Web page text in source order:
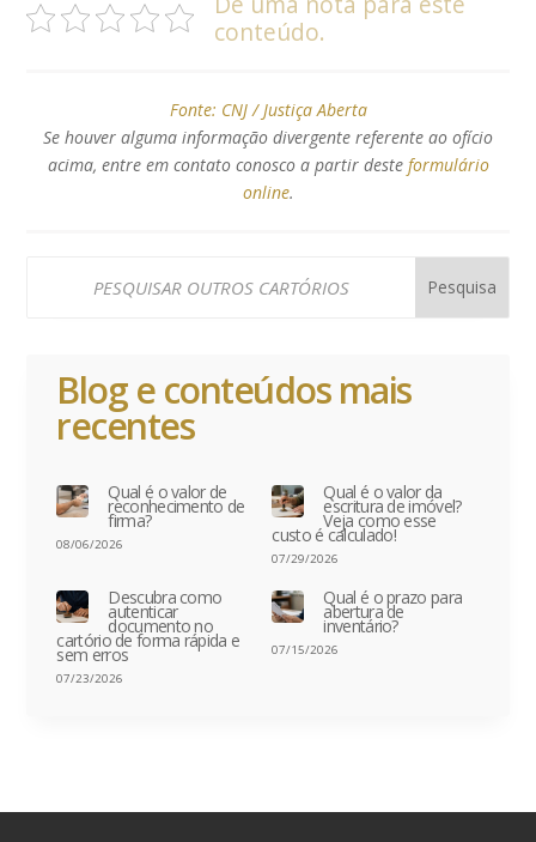
conteúdo.
Fonte: CNJ / Justiça Aberta
Se houver alguma informação divergente referente ao ofício
acima, entre em contato conosco a partir deste formulário
online.
Blog e conteúdos mais
recentes
Qual é o valor de
reconhecimento de
firma?
08/06/2026
Qual é o valor da
escritura de imóvel?
Veja como esse
custo é calculado!
07/29/2026
Descubra como
autenticar
documento no
cartório de forma rápida e
sem erros
07/23/2026
Qual é o prazo para
abertura de
inventário?
07/15/2026